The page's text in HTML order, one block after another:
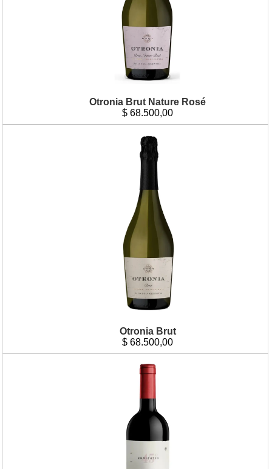
Otronia Brut Nature Rosé
$ 68.500,00
Otronia Brut
$ 68.500,00